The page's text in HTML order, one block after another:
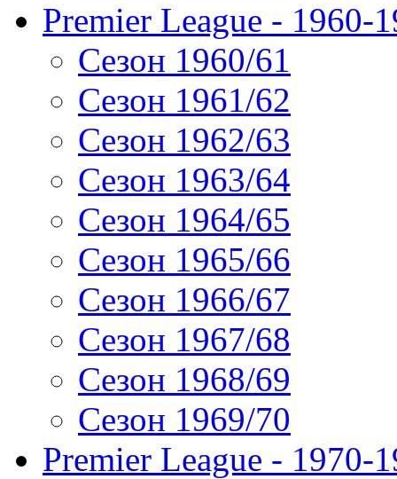
Premier League - 1960-
Сезон 1960/61
Сезон 1961/62
Сезон 1962/63
Сезон 1963/64
Сезон 1964/65
Сезон 1965/66
Сезон 1966/67
Сезон 1967/68
Сезон 1968/69
Сезон 1969/70
Premier League - 1970-